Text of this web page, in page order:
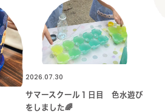
2026.07.30
サマースクール１日目 色水遊び
をしました🌈